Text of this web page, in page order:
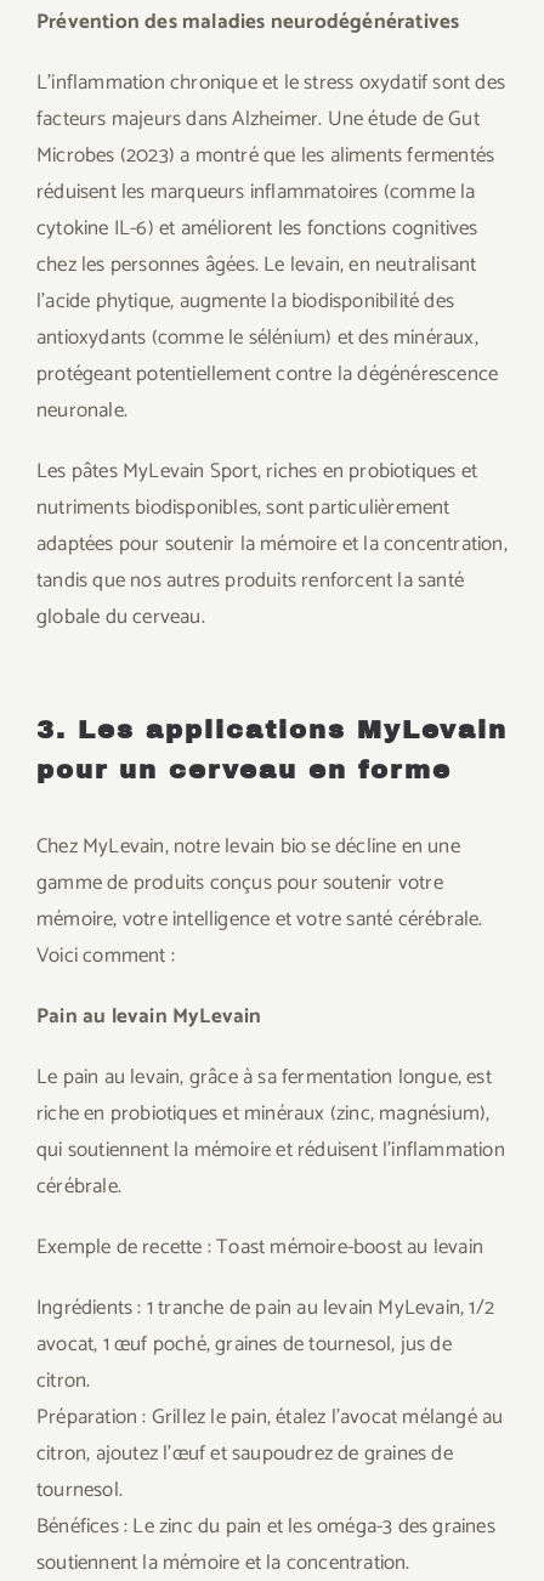
Prévention des maladies neurodégénératives
L’inflammation chronique et le stress oxydatif sont des
facteurs majeurs dans Alzheimer. Une étude de Gut
Microbes (2023) a montré que les aliments fermentés
réduisent les marqueurs inflammatoires (comme la
cytokine IL-6) et améliorent les fonctions cognitives
chez les personnes âgées. Le levain, en neutralisant
l’acide phytique, augmente la biodisponibilité des
antioxydants (comme le sélénium) et des minéraux,
protégeant potentiellement contre la dégénérescence
neuronale.
Les pâtes MyLevain Sport, riches en probiotiques et
nutriments biodisponibles, sont particulièrement
adaptées pour soutenir la mémoire et la concentration,
tandis que nos autres produits renforcent la santé
globale du cerveau.
3. Les applications MyLevain
pour un cerveau en forme
Chez MyLevain, notre levain bio se décline en une
gamme de produits conçus pour soutenir votre
mémoire, votre intelligence et votre santé cérébrale.
Voici comment :
Pain au levain MyLevain
Le pain au levain, grâce à sa fermentation longue, est
riche en probiotiques et minéraux (zinc, magnésium),
qui soutiennent la mémoire et réduisent l’inflammation
cérébrale.
Exemple de recette : Toast mémoire-boost au levain
Ingrédients : 1 tranche de pain au levain MyLevain, 1/2
avocat, 1 œuf poché, graines de tournesol, jus de
citron.
Préparation : Grillez le pain, étalez l’avocat mélangé au
citron, ajoutez l’œuf et saupoudrez de graines de
tournesol.
Bénéfices : Le zinc du pain et les oméga-3 des graines
soutiennent la mémoire et la concentration.